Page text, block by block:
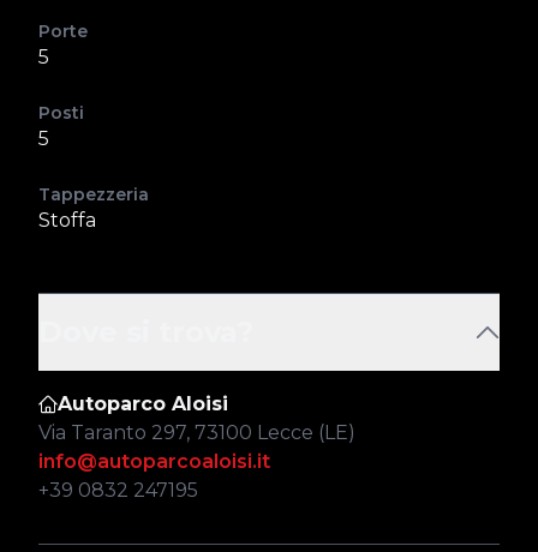
Porte
5
Posti
5
Tappezzeria
Stoffa
Autoparco Aloisi
Via Taranto 297, 73100 Lecce (LE)
info@autoparcoaloisi.it
+39 0832 247195